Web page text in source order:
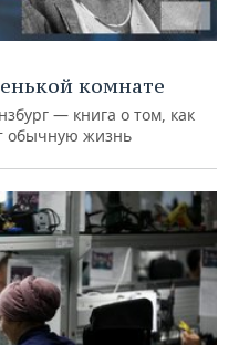
комнате
— книга о том, как
обычную жизнь